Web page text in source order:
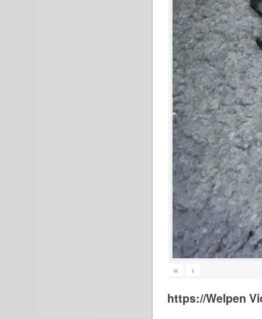
« ‹
https://Welpen